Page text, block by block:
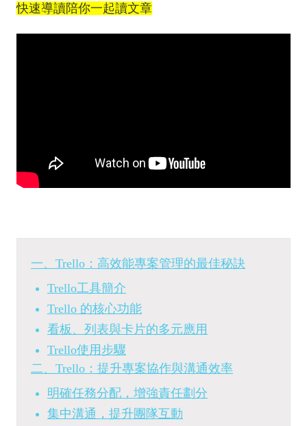
快速導讀陪你一起讀文章
一、Trello：高效能專案管理的最佳秘訣
Trello工具簡介
Trello 的核心功能
看板、列表與卡片的多元應用
Trello使用步驟
二、Trello：提升專案協作與溝通效率
明確任務分配，增強責任劃分
集中溝通，提升團隊互動